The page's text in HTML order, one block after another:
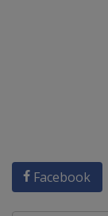
Facebook